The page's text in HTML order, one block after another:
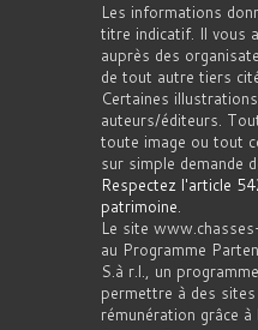
Les informations
titre indicatif. Il vous
auprès des
de tout autre tiers
Certaines
auteurs/éditeurs.
toute image ou tout
sur simple demande
Respectez l'article
patrimoine.
Le site
au Programme
S.à r.l., un
permettre à des
rémunération grâce